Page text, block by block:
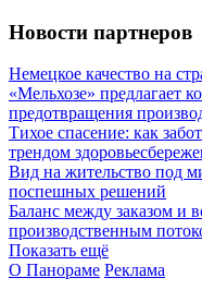
Новости партнеров
Немецкое качество на
«Мельхозе» предлагает
предотвращения
Тихое спасение: как
трендом
Вид на жительство под
поспешных решений
Баланс между заказом и
производственным
Показать ещё
О Панораме Реклама